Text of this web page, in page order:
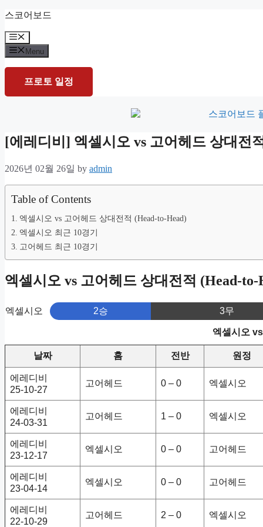
Skip
content
스코어보드
Menu
Menu
프로토 일정
[에레디비] 엑셀시오 vs 고어헤드 상대전
2026년 02월 26일 by admin
Table of Contents
엑셀시오 vs 고어헤드 상대전적 (Head-to-Head)
엑셀시오 최근 10경기
고어헤드 최근 10경기
엑셀시오 vs 고어헤드 상대전적 (Head-to-
엑셀시오 2승 3무
엑셀시오
날짜 홈 전반 원정
에레디비
25-10-27
고어헤드 0 – 0 엑셀시오
에레디비
24-03-31
고어헤드 1 – 0 엑셀시오
에레디비
23-12-17
엑셀시오 0 – 0 고어헤드
에레디비
23-04-14
엑셀시오 0 – 0 고어헤드
에레디비
22-10-29
고어헤드 2 – 0 엑셀시오